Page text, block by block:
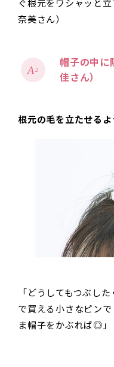
ぐ根元をワシャッと
奈美さん）
2
帽子の中に
佳さん）
根元の毛を立たせるよ
「どうしてもつぶし
で買える小さなピン
ま帽子をかぶれば◎」